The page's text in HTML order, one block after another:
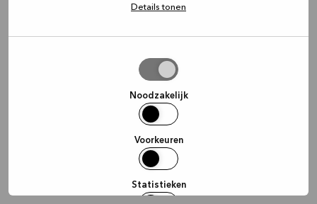
Details tonen
Noodzakelijk
Voorkeuren
Statistieken